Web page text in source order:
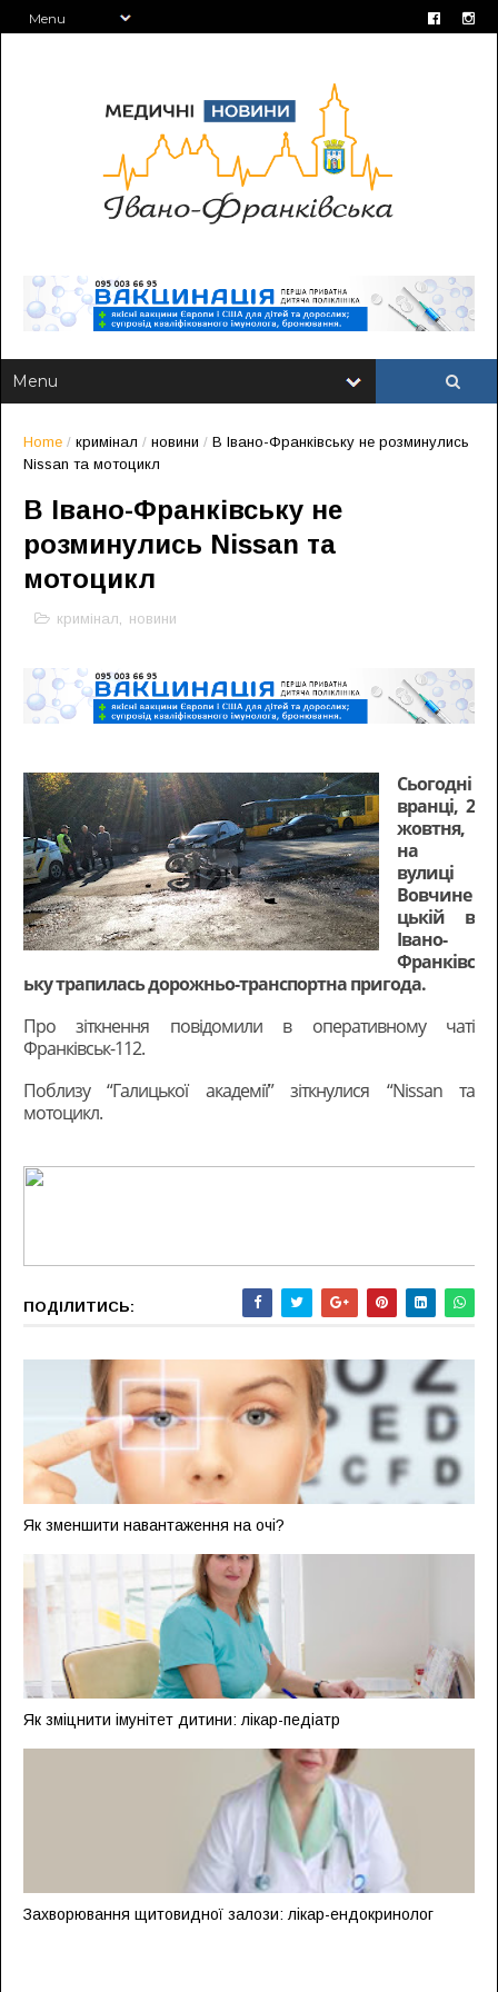
Home / кримінал / новини / В Івано-Франківську не розминулись
Nissan та мотоцикл
В Івано-Франківську не
розминулись Nissan та
мотоцикл
кримінал, новини
Сьогодні
вранці, 2
жовтня,
на
вулиці
Вовчине
цькій в
Івано-
Франківс
ьку трапилась дорожньо-транспортна пригода.
Про зіткнення повідомили в оперативному чаті
Франківськ-112.
Поблизу “Галицької академії” зіткнулися “Nissan та
мотоцикл.
ПОДІЛИТИСЬ:
Як зменшити навантаження на очі?
Як зміцнити імунітет дитини: лікар-педіатр
Захворювання щитовидної залози: лікар-ендокринолог